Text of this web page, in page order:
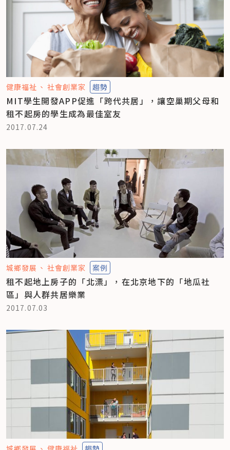
健康福祉 社會創業家 趨勢
MIT學生開發APP促進「跨代共居」，讓空巢期父母和
租不起房的學生成為最佳室友
2017.07.24
城鄉發展 社會創業家 案例
租不起地上房子的「北漂」，在北京地下的「地瓜社
區」與人群共居樂業
2017.07.03